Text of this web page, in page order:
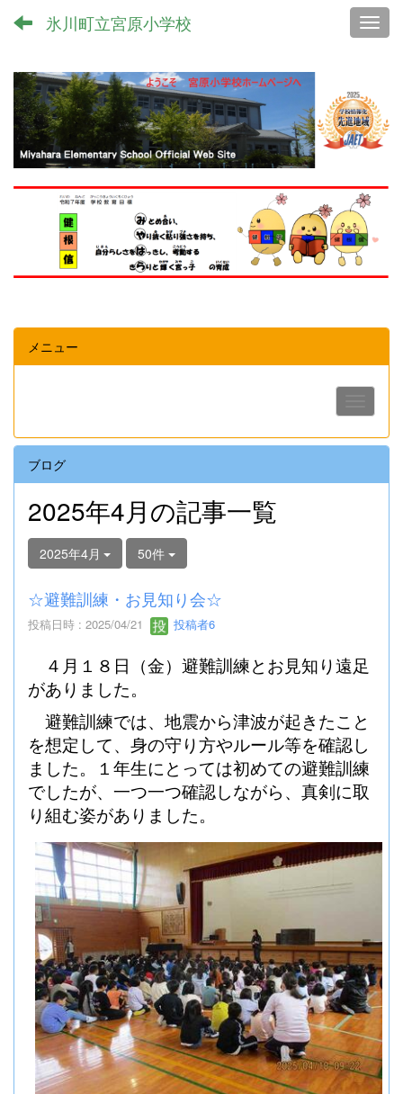
氷川町立宮原小学校
メニュー
ブログ
2025年4月の記事一覧
2025年4月 50件
☆避難訓練・お見知り会☆
投稿日時 : 2025/04/21 投稿者6
４月１８日（金）避難訓練とお見知り遠足
がありました。
避難訓練では、地震から津波が起きたこと
を想定して、身の守り方やルール等を確認し
ました。１年生にとっては初めての避難訓練
でしたが、一つ一つ確認しながら、真剣に取
り組む姿がありました。